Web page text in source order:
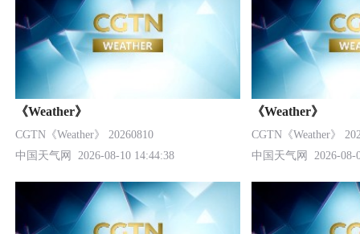
《Weather》
CGTN《Weather》 20260810
中国天气网
2026-08-10 14:44:38
《Weather》
CGTN《Weather》
中国天气网
2026-08-